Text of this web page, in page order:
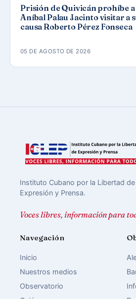
Prisión de Quivicán prohíbe
Aníbal Palau Jacinto visitar a
causa Roberto Pérez Fonseca
05 DE AGOSTO DE 2026
Instituto Cubano por la Libertad de
Expresión y Prensa.
Voces libres, información para
Navegación
Inicio
Nuestros medios
Observatorio